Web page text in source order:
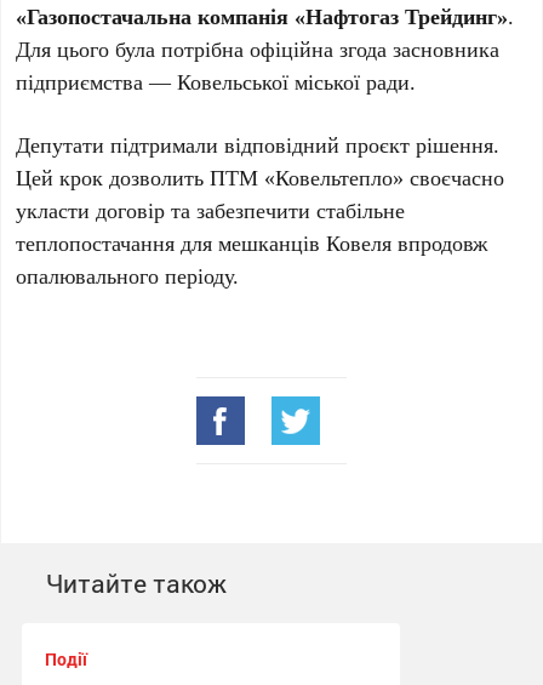
«Газопостачальна компанія «Нафтогаз Трейдинг».
Для цього була потрібна офіційна згода засновника
підприємства — Ковельської міської ради.
Депутати підтримали відповідний проєкт рішення.
Цей крок дозволить ПТМ «Ковельтепло» своєчасно
укласти договір та забезпечити стабільне
теплопостачання для мешканців Ковеля впродовж
опалювального періоду.
Читайте також
Події